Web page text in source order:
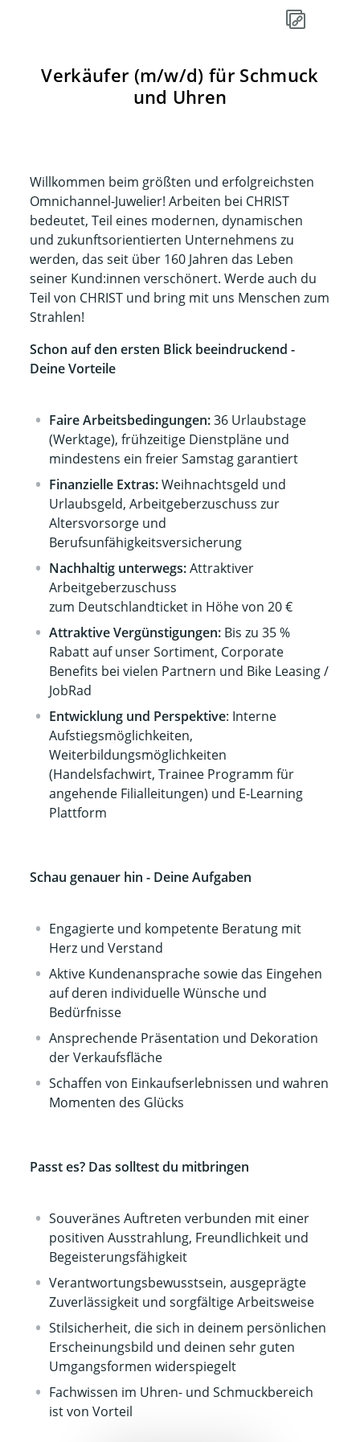
Verkäufer (m/w/d) für Schmuck
und Uhren
Willkommen beim größten und erfolgreichsten
Omnichannel-Juwelier! Arbeiten bei CHRIST
bedeutet, Teil eines modernen, dynamischen
und zukunftsorientierten Unternehmens zu
werden, das seit über 160 Jahren das Leben
seiner Kund:innen verschönert. Werde auch du
Teil von CHRIST und bring mit uns Menschen zum
Strahlen!​​
Schon auf den ersten Blick beeindruckend -
Deine Vorteile
Faire Arbeitsbedingungen:36 Urlaubstage
(Werktage), frühzeitige Dienstpläne und
mindestens ein freier Samstag garantiert
Finanzielle Extras:Weihnachtsgeld und
Urlaubsgeld, Arbeitgeberzuschuss zur
Altersvorsorge und
Berufsunfähigkeitsversicherung
Nachhaltig unterwegs:Attraktiver
Arbeitgeberzuschuss
zum Deutschlandticket in Höhe von 20 €
Attraktive Vergünstigungen: Bis zu 35 %
Rabatt auf unser Sortiment, Corporate
Benefits bei vielen Partnern und Bike Leasing /
JobRad
Entwicklung und Perspektive: Interne
Aufstiegsmöglichkeiten,
Weiterbildungsmöglichkeiten
(Handelsfachwirt, Trainee Programm für
angehende Filialleitungen) und E-Learning
Plattform
Schau genauer hin - Deine Aufgaben
Engagierte und kompetente Beratung mit
Herz und Verstand
Aktive Kundenansprache sowie das Eingehen
auf deren individuelle Wünsche und
Bedürfnisse
Ansprechende Präsentation und Dekoration
der Verkaufsfläche
Schaffen von Einkaufserlebnissen und wahren
Momenten des Glücks
Passt es? Das solltest du mitbringen
Souveränes Auftreten verbunden mit einer
positiven Ausstrahlung, Freundlichkeit und
Begeisterungsfähigkeit
Verantwortungsbewusstsein, ausgeprägte
Zuverlässigkeit und sorgfältige Arbeitsweise
Stilsicherheit, die sich in deinem persönlichen
Erscheinungsbild und deinen sehr guten
Umgangsformen widerspiegelt
Fachwissen im Uhren- und Schmuckbereich
ist von Vorteil